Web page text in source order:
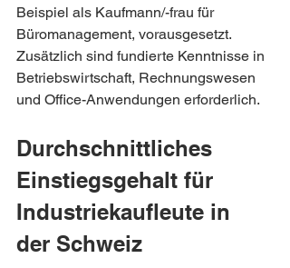
Beispiel als Kaufmann/-frau für
Büromanagement, vorausgesetzt.
Zusätzlich sind fundierte Kenntnisse in
Betriebswirtschaft, Rechnungswesen
und Office-Anwendungen erforderlich.
Durchschnittliches
Einstiegsgehalt für
Industriekaufleute in
der Schweiz